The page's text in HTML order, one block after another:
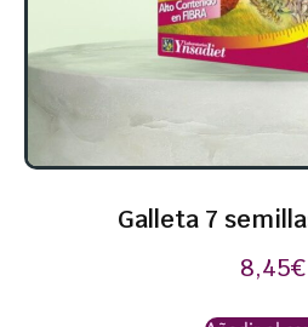
Galleta 7
8,45€